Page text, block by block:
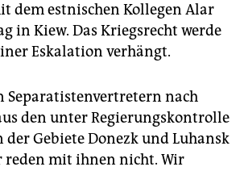
dem estnischen Kollegen Alar
in Kiew. Das Kriegsrecht werde
Eskalation verhängt.
Separatistenvertretern nach
den unter Regierungskontrolle
der Gebiete Donezk und Luhansk
reden mit ihnen nicht. Wir